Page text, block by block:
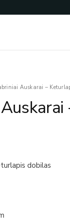
Auskarai –
is:
dobilas